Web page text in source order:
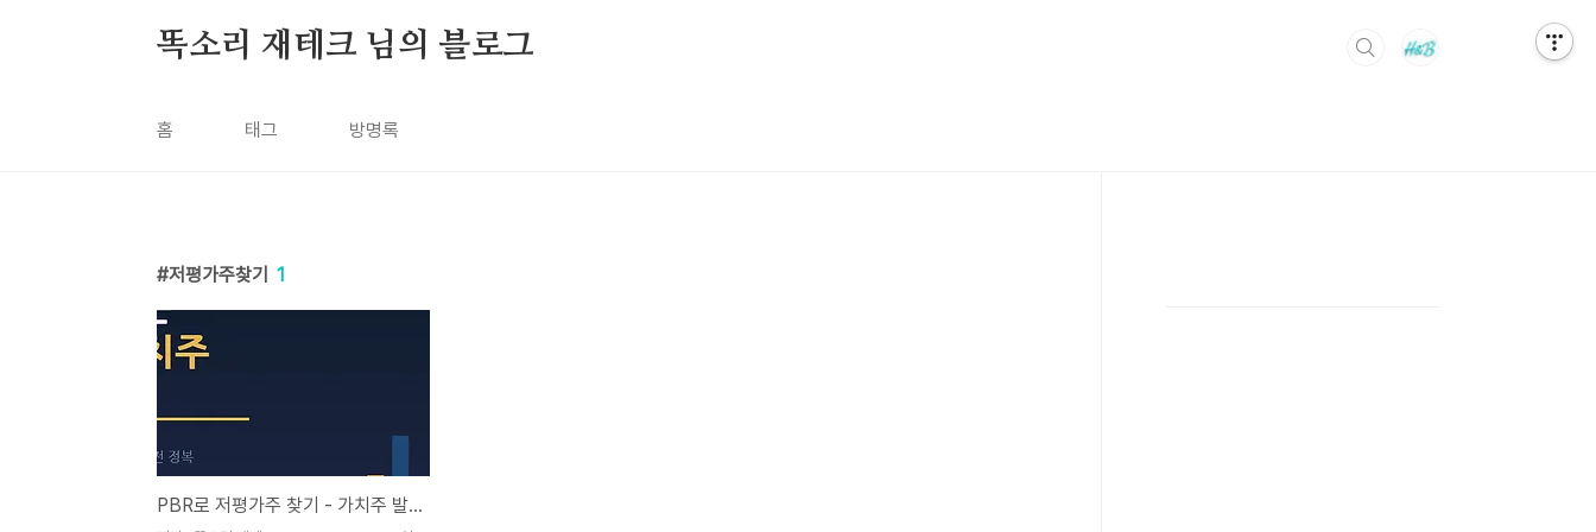
똑소리 재테크 님의 블로그
홈 태그 방명록
저평가주찾기 1
PBR로 저평가주 찾기 - 가치주 발굴 실전 방법 완전 정복